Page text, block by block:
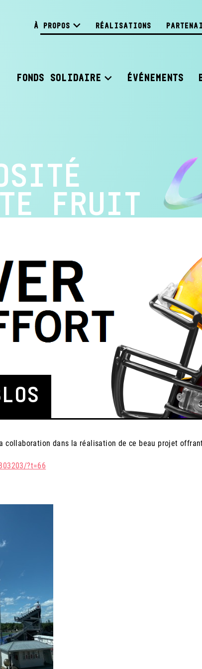
À PROPOS RÉALISATIONS
FONDS SOLIDAIRE ÉVÉNEMENTS
FRUIT
collaboration dans la réalisation de ce beau projet
?t=66